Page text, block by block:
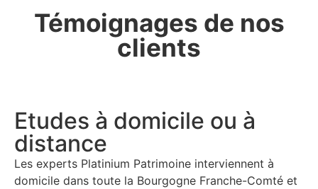
Témoignages de nos
clients
Etudes à domicile ou à
distance
Les experts Platinium Patrimoine interviennent à
domicile dans toute la Bourgogne Franche-Comté et